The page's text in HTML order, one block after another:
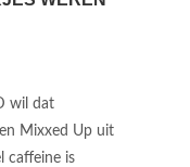
wil dat
Mixxed Up uit
caffeine is